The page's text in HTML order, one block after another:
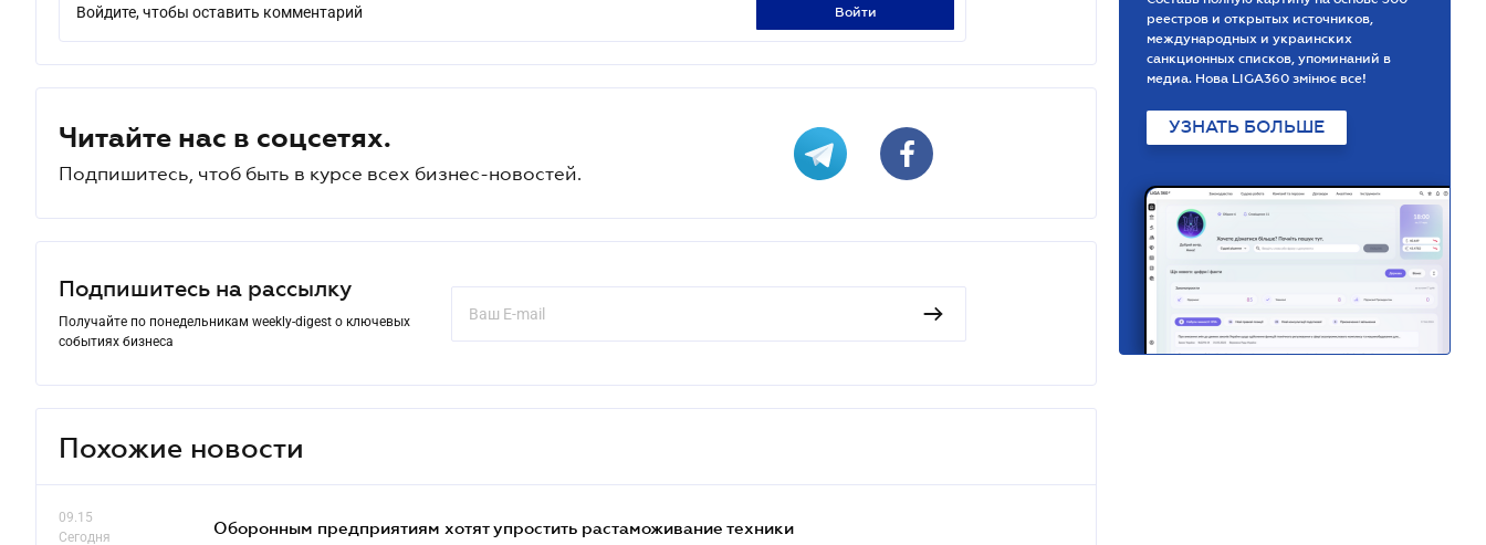
Войдите, чтобы оставить комментарий войти
Читайте нас в соцсетях.
Подпишитесь, чтоб быть в курсе всех бизнес-новостей.
Подпишитесь на рассылку
Получайте по понедельникам weekly-digest о ключевых
событиях бизнеса
Похожие новости
09.15
Сегодня
Оборонным предприятиям хотят упростить растаможивание техники
реестров и открытых источников,
международных и украинских
санкционных списков, упоминаний в
медиа. Нова LIGA360 змінює все!
УЗНАТЬ БОЛЬШЕ